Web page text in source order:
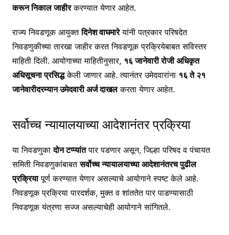
करून निकाल जाहीरकरण्यात येणार आहेत.
राज्य निवडणूक आयुक्तदिनेश वाघमारेयांनी पत्रकार परिषदेत
निवडणुकीच्या तारखा जाहीर करत निवडणूक प्रक्रियेबाबत सविस्तर
माहिती दिली. आयोगाच्या माहितीनुसार, १६ जानेवारी रोजी अधिकृत
अधिसूचना प्रसिद्धकेली जाणार आहे. त्यानंतर उमेदवारांना १६ ते २१
जानेवारीदरम्यान उमेदवारी अर्ज दाखलकरता येणार आहेत.
सर्वोच्च न्यायालयाच्या आदेशानंतर प्रक्रिया
या निवडणुकादोन टप्प्यांतपार पडणार असून, जिल्हा परिषद व पंचायत
समिती निवडणुकांबाबतसर्वोच्च न्यायालयाच्या आदेशानंतरच पुढील
प्रक्रियापूर्ण करण्यात येणार असल्याचे आयोगाने स्पष्ट केले आहे.
निवडणूक प्रक्रिया पारदर्शक, मुक्त व शांततेत पार पाडण्यासाठी
निवडणूक यंत्रणा सज्ज असल्याचेही आयोगाने सांगितले.